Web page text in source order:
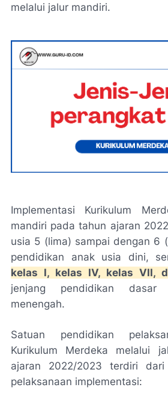
melalui jalur mandiri.
Implementasi Kurikulum
mandiri pada tahun ajaran
usia 5 (lima) sampai dengan 6
pendidikan anak usia dini,
kelas I, kelas IV, kelas VII,
jenjang pendidikan dasar
menengah.
Satuan pendidikan
Kurikulum Merdeka melalui
ajaran 2022/2023 terdiri
pelaksanaan implementasi: